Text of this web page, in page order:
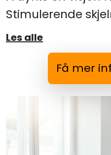
Stimulerende
Les alle
Få mer